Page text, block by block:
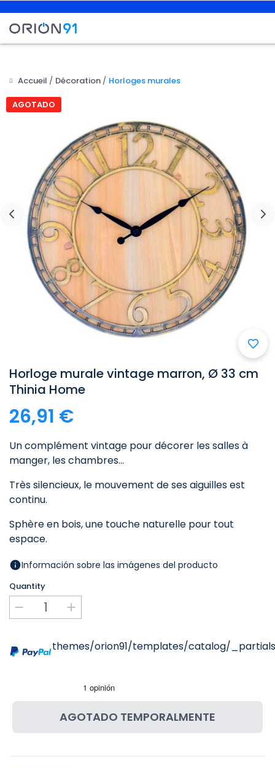
Accueil Décoration Horloges murales
AGOTADO
Horloge murale vintage marron, Ø 33 cm
Thinia Home
26,91 €
Un complément vintage pour décorer les salles à
manger, les chambres...
Très silencieux, le mouvement de ses aiguilles est
continu.
Sphère en bois, une touche naturelle pour tout
espace.
Información sobre las imágenes del producto
Quantity
themes/orion91/templates/catalog/
AGOTADO TEMPORALMENTE